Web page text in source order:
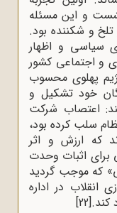
و این مسئله
و شکننده بود.
سیاسی و اظهار
و اجتماعی کشور
پهلوی محسوب
خود تشکیل‌ و
اعتصاب ‌شرکت‌
سلب‌ کرده‌ بود،
که‌ ارزش‌ و اثر
برای ‌اثبات‌ وحدت‌
که موجب‌ گردید
انقلاب‌ در اداره‌‌
کند.[22]